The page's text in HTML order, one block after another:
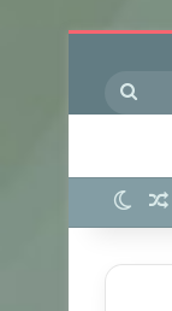
نوشته تصادفی